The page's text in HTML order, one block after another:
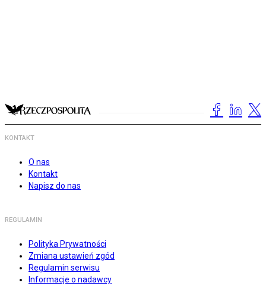
KONTAKT
O nas
Kontakt
Napisz do nas
REGULAMIN
Polityka Prywatności
Zmiana ustawień zgód
Regulamin serwisu
Informacje o nadawcy